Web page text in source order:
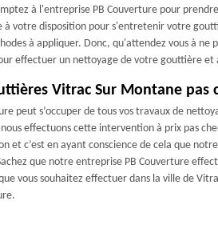
à l'entreprise PB Couverture pour
votre disposition pour s'entretenir votre
à appliquer. Donc, qu'attendez vous à ne
effectuer un nettoyage de votre gouttière et
Vitrac Sur Montane pas
peut s’occuper de tous vos travaux de
effectuons cette intervention à prix pas
et c’est en ayant conscience de cela que
que notre entreprise PB Couverture
vous souhaitez effectuer dans la ville de